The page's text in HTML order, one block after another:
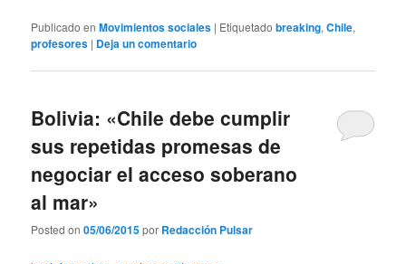
Publicado en Movimientos sociales | Etiquetado breaking,Chile,
profesores | Deja un comentario
Bolivia: «Chile debe cumplir
sus repetidas promesas de
negociar el acceso soberano
al mar»
Posted on05/06/2015por Redacción Pulsar